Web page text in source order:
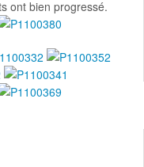
ont bien progressé.